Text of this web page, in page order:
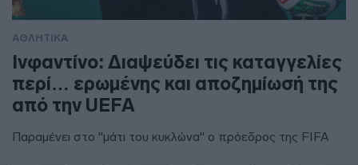
ΑΘΛΗΤΙΚΑ
Ινφαντίνο: Διαψεύδει τις καταγγελίες
περί… ερωμένης και αποζημίωσή της
από την UEFA
Παραμένει στο "μάτι του κυκλώνα" ο πρόεδρος της FIFA